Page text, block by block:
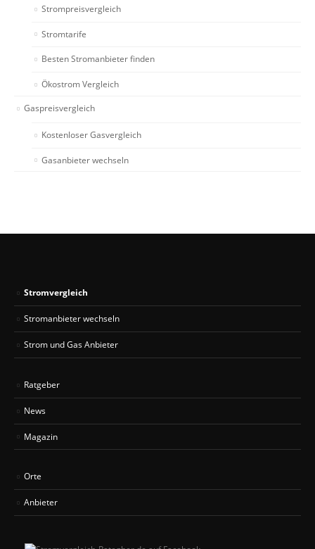
Strompreisvergleich
Stromtarife
Besten Stromanbieter finden
Ökostrom Vergleich
Gaspreisvergleich
Kostenloser Gasvergleich
Gasanbieter wechseln
Stromvergleich
Stromanbieter wechseln
Strom und Gas Anbieter
Ratgeber
News
Magazin
Orte
Anbieter